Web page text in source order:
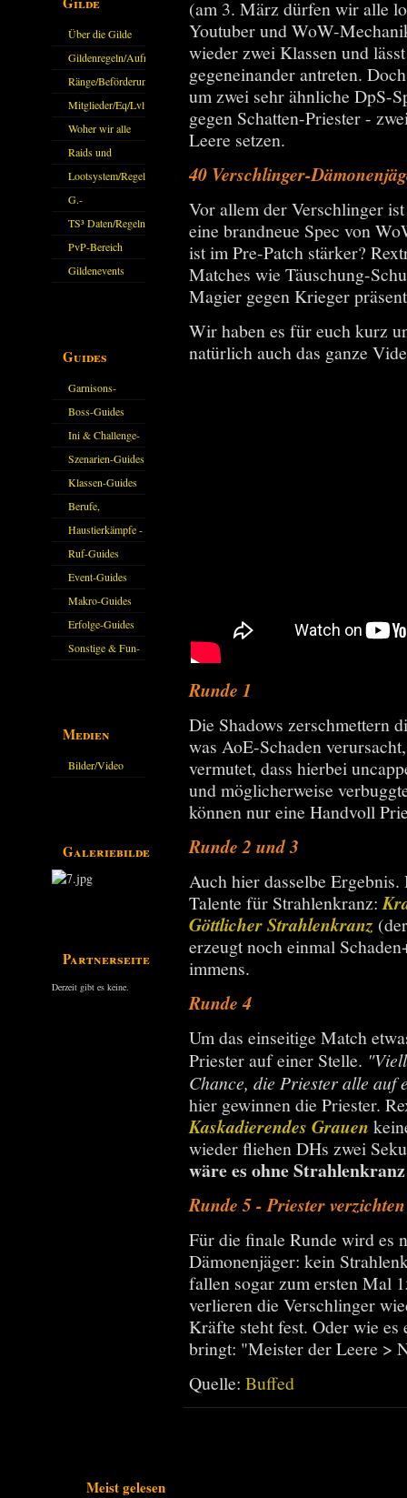
Über die Gilde
(DAW)
Gildenregeln/Aufnahme
Ränge/Beförderungen
Mitglieder/Eq/Lvl
Woher wir alle
kommen.
Raids und
Zubehör
Lootsystem/Regeln
G.-
Sparkasse/Goldleihen
TS³ Daten/Regeln
PvP-Bereich
Gildenevents
Guides
Garnisons-
Guides
Boss-Guides
Ini & Challenge-
Guides
Szenarien-Guides
Klassen-Guides
Berufe,
Farmkarten und
Haustiere
Haustierkämpfe -
Guide
Ruf-Guides
Event-Guides
Makro-Guides
Erfolge-Guides
Sonstige & Fun-
Medien
Bilder/Video
Galeriebilder
Partnerseiten
Derzeit gibt es keine.
(am 3. März dürfen wir alle
Youtuber und WoW-
wieder zwei Klassen und
gegeneinander antreten.
um zwei sehr ähnliche DpS-
gegen Schatten-Priester -
Leere setzen.
40 Verschlinger-
Vor allem der Verschlinger
eine brandneue Spec von
ist im Pre-Patch stärker?
Matches wie Täuschung-
Magier gegen Krieger
Wir haben es für euch kurz
natürlich auch das ganze
Runde 1
Die Shadows zerschmettern
was AoE-Schaden
vermutet, dass hierbei
und möglicherweise
können nur eine Handvoll
Runde 2 und 3
Auch hier dasselbe
Talente für Strahlenkranz:
Göttlicher Strahlenkranz
erzeugt noch einmal
immens.
Runde 4
Um das einseitige Match
Priester auf einer Stelle.
Chance, die Priester alle auf
hier gewinnen die Priester.
Kaskadierendes Grauen
wieder fliehen DHs zwei
wäre es ohne
Runde 5 - Priester
Für die finale Runde wird es
Dämonenjäger: kein
fallen sogar zum ersten Mal
verlieren die Verschlinger
Kräfte steht fest. Oder wie
bringt: "Meister der Leere >
Quelle: Buffed
Meist gelesen